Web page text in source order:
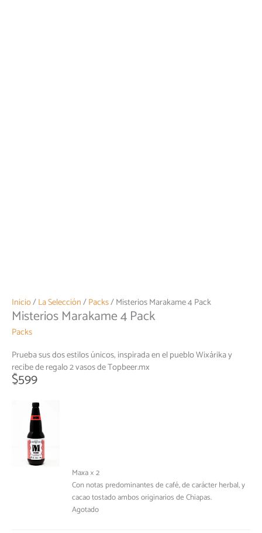
Inicio/La Selección/Packs/ Misterios Marakame 4 Pack
Misterios Marakame 4 Pack
Packs
Prueba sus dos estilos únicos, inspirada en el pueblo Wixárikay
recibe de regalo 2 vasos de Topbeer.mx
$599
Maxa × 2
Con notas predominantes de café, de carácter herbal, y
cacao tostado ambos originarios de Chiapas.
Agotado